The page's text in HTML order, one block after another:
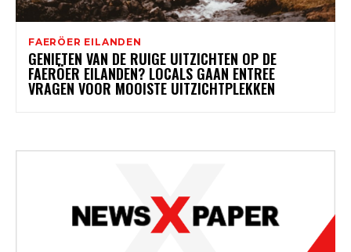
FAERÖER EILANDEN
GENIETEN VAN DE RUIGE UITZICHTEN OP DE
FAERÖER EILANDEN? LOCALS GAAN ENTREE
VRAGEN VOOR MOOISTE UITZICHTPLEKKEN